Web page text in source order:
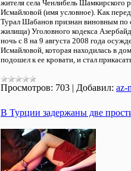
жителя села Ченлибель Шамкирского
Исмайловой (имя условное). Как
Турал Шабанов признан виновным по
жилища) Уголовного кодекса
ночь с 8 на 9 августа 2008 года
Исмайловой, которая находилась в
подошел к ее кровати, и стал
Просмотров: 703 | Добавил: az-
В Турции задержаны две